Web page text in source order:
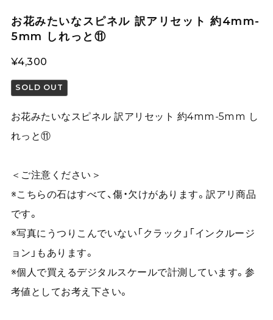
お花みたいなスピネル 訳アリセット 約4mm-
5mm しれっと⑪
¥4,300
SOLD OUT
お花みたいなスピネル 訳アリセット 約4mm-5mm し
れっと⑪
＜ご注意ください＞
※こちらの石はすべて、傷・欠けがあります。訳アリ商品
です。
※写真にうつりこんでいない「クラック」「インクルージ
ョン」もあります。
※個人で買えるデジタルスケールで計測しています。参
考値としてお考え下さい。